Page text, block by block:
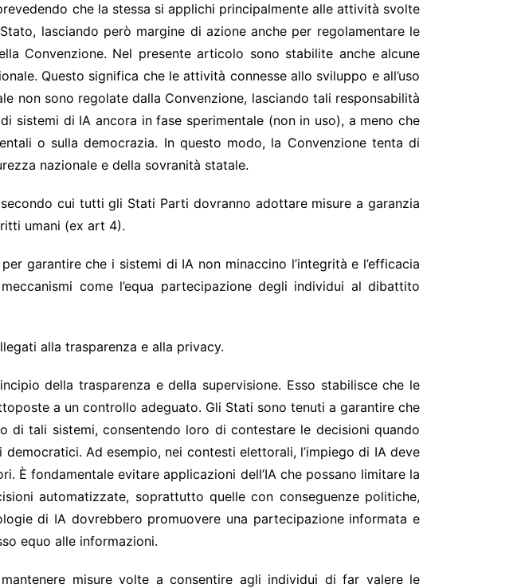
che la stessa si applichi principalmente alle attività svolte
lasciando però margine di azione anche per regolamentare le
Convenzione. Nel presente articolo sono stabilite anche alcune
Questo significa che le attività connesse allo sviluppo e all’uso
non sono regolate dalla Convenzione, lasciando tali responsabilità
sistemi di IA ancora in fase sperimentale (non in uso), a meno che
o sulla democrazia. In questo modo, la Convenzione tenta di
nazionale e della sovranità statale.
cui tutti gli Stati Parti dovranno adottare misure a garanzia
umani (ex art 4).
garantire che i sistemi di IA non minaccino l’integrità e l’efficacia
come l’equa partecipazione degli individui al dibattito
alla trasparenza e alla privacy.
della trasparenza e della supervisione. Esso stabilisce che le
a un controllo adeguato. Gli Stati sono tenuti a garantire che
di tali sistemi, consentendo loro di contestare le decisioni quando
Ad esempio, nei contesti elettorali, l’impiego di IA deve
È fondamentale evitare applicazioni dell’IA che possano limitare la
automatizzate, soprattutto quelle con conseguenze politiche,
di IA dovrebbero promuovere una partecipazione informata e
equo alle informazioni.
misure volte a consentire agli individui di far valere le